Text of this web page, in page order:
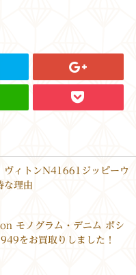
ヴィトンN41661ジッピーウ
な理由
モノグラム・デニム ポシ
をお買取りしました！